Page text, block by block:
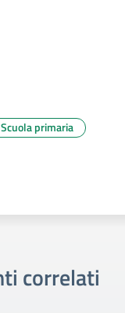
Scuola primaria
correlati